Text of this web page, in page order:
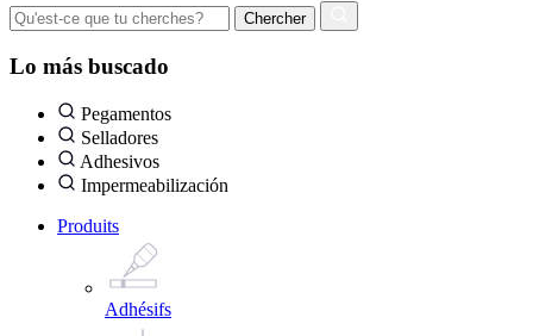
Lo más buscado
Pegamentos
Selladores
Adhesivos
Impermeabilización
Produits
Adhésifs